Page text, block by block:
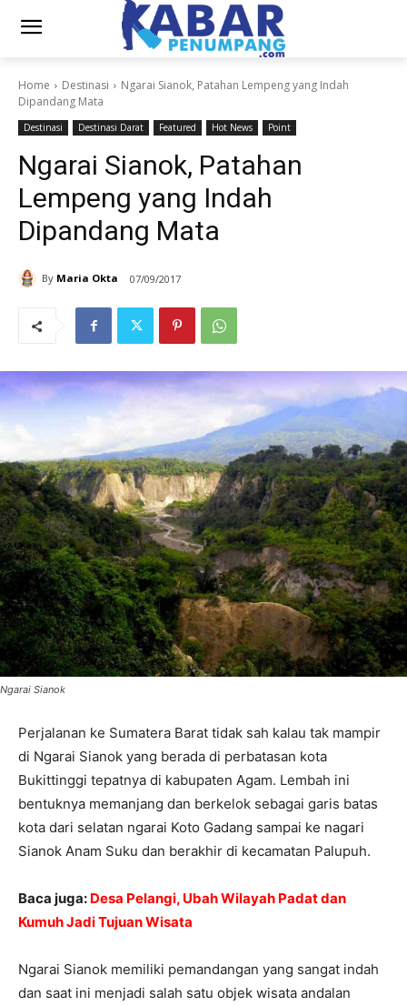
Home Destinasi
Ngarai Sianok, Patahan Lempeng yang Indah
Dipandang Mata
Destinasi Destinasi Darat Featured Hot News Point
Ngarai Sianok, Patahan
Lempeng yang Indah
Dipandang Mata
By Maria Okta 07/09/2017
Ngarai Sianok
Perjalanan ke Sumatera Barat tidak sah kalau tak mampir
di Ngarai Sianok yang berada di perbatasan kota
Bukittinggi tepatnya di kabupaten Agam. Lembah ini
bentuknya memanjang dan berkelok sebagai garis batas
kota dari selatan ngarai Koto Gadang sampai ke nagari
Sianok Anam Suku dan berakhir di kecamatan Palupuh.
Baca juga: Desa Pelangi, Ubah Wilayah Padat dan
Kumuh Jadi Tujuan Wisata
Ngarai Sianok memiliki pemandangan yang sangat indah
dan saat ini menjadi salah satu objek wisata andalan